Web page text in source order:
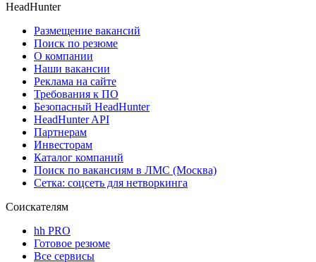
HeadHunter
Размещение вакансий
Поиск по резюме
О компании
Наши вакансии
Реклама на сайте
Требования к ПО
Безопасный HeadHunter
HeadHunter API
Партнерам
Инвесторам
Каталог компаний
Поиск по вакансиям в ЛМС (Москва)
Сетка: соцсеть для нетворкинга
Соискателям
hh PRO
Готовое резюме
Все сервисы